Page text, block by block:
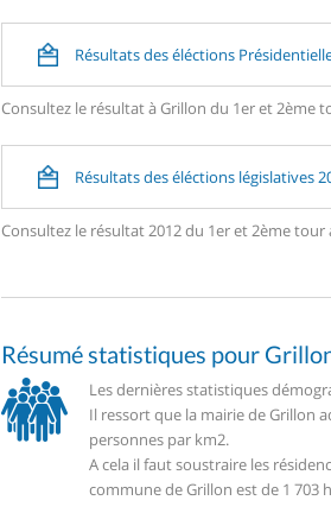
Résultats des éléctions
Consultez le résultat à Grillon du 1er et 2ème
Résultats des éléctions législatives
Consultez le résultat 2012 du 1er et 2ème
Résumé statistiques pour
Les dernières statistiques
Il ressort que la mairie de Grillon
personnes par km2.
A cela il faut soustraire les
commune de Grillon est de 1 703